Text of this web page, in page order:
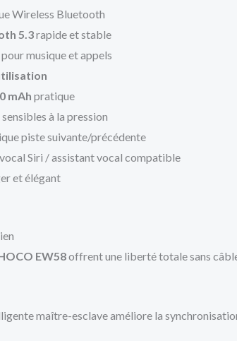
Wireless Bluetooth
5.3rapide et stable
musique et appels
mAh pratique
à la pression
piste suivante/précédente
Siri / assistant vocal compatible
et élégant
EW58offrent une liberté totale sans
maître-esclave améliore la